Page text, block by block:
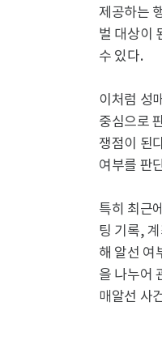
제공하는
벌 대상이
수 있다.
이처럼 성
중심으로
쟁점이 된
여부를 판
특히 최근
팅 기록,
해 알선 여
을 나누어
매알선 사